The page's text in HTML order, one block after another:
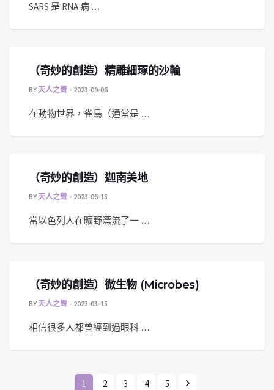
SARS 是 RNA 病 …
（奇妙的創造）精雕細琢的沙輪
BY天人之聲 2023-09-06
在動物世界，雀鳥（通常是 …
（奇妙的創造）迦南美地
BY天人之聲 2023-06-15
當以色列人在曠野漂流了一 …
（奇妙的創造）微生物 (Microbes)
BY天人之聲 2023-03-15
相信很多人都曾經到過眼科 …
1 2 3 4 5